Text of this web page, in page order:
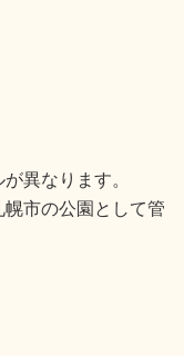
異なります。
市の公園として管